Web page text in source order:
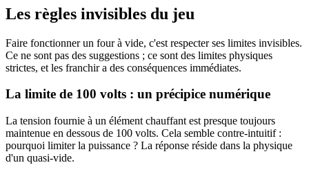
Les règles invisibles du jeu
Faire fonctionner un four à vide, c'est respecter ses limites invisibles.
Ce ne sont pas des suggestions ; ce sont des limites physiques
strictes, et les franchir a des conséquences immédiates.
La limite de 100 volts : un précipice numérique
La tension fournie à un élément chauffant est presque toujours
maintenue en dessous de 100 volts. Cela semble contre-intuitif :
pourquoi limiter la puissance ? La réponse réside dans la physique
d'un quasi-vide.